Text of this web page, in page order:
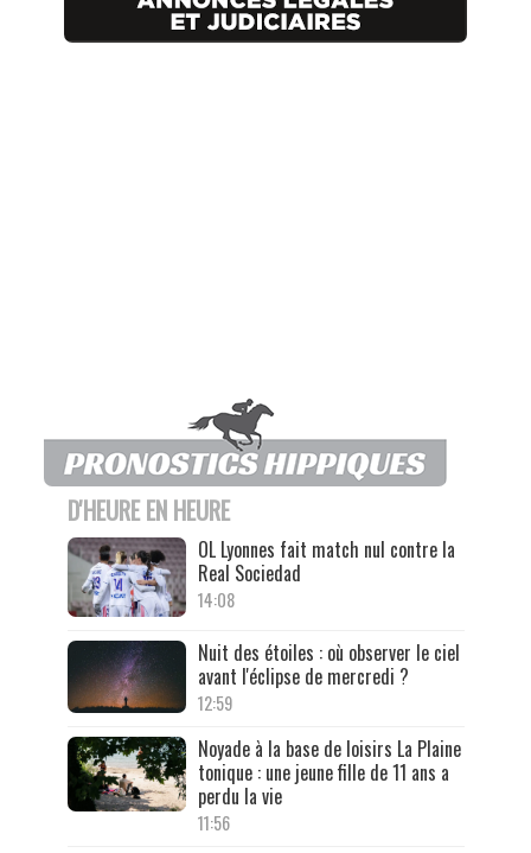
D'HEURE EN HEURE
OL Lyonnes fait match nul contre la
Real Sociedad
14:08
Nuit des étoiles : où observer le ciel
avant l'éclipse de mercredi ?
12:59
Noyade à la base de loisirs La Plaine
tonique : une jeune fille de 11 ans a
perdu la vie
11:56